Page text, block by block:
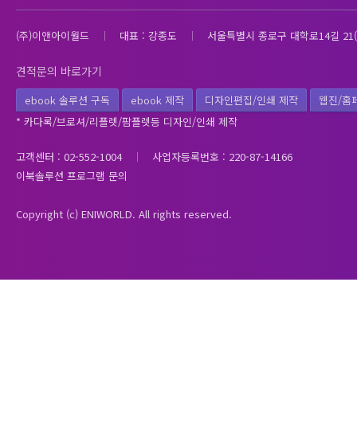
(주)이앤아이월드 대표 : 강종도 서울특별시 종로구 대학로14길
견적문의 바로가기
ebook 솔루션 구독 ebook 제작 디자인편집/인쇄 제작
웹진/홈
* 카다록/브로셔/리플렛/팜플렛등 디자인/인쇄 제작
고객센터 : 02-552-1004
사업자등록번호 : 220-87-14166
이북솔루션 프로그램 문의
Copyright (c) ENIWORLD. All rights reserved.